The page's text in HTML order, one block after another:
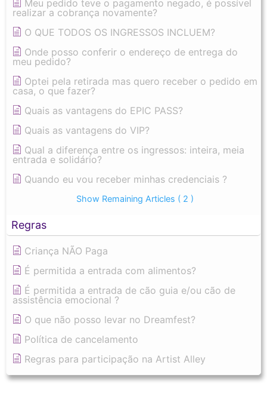
Meu pedido teve o pagamento negado, é possível
realizar a cobrança novamente?
O QUE TODOS OS INGRESSOS INCLUEM?
Onde posso conferir o endereço de entrega do
meu pedido?
Optei pela retirada mas quero receber o pedido em
casa, o que fazer?
Quais as vantagens do EPIC PASS?
Quais as vantagens do VIP?
Qual a diferença entre os ingressos: inteira, meia
entrada e solidário?
Quando eu vou receber minhas credenciais ?
Show Remaining Articles ( 2 )
Regras
Criança NÃO Paga
É permitida a entrada com alimentos?
É permitida a entrada de cão guia e/ou cão de
assistência emocional ?
O que não posso levar no Dreamfest?
Política de cancelamento
Regras para participação na Artist Alley